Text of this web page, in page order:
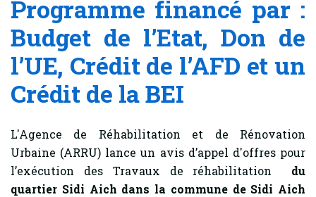
Programme financé par :
Budget de l’Etat, Don de
l’UE, Crédit de l’AFD et un
Crédit de la BEI
L'Agence de Réhabilitation et de Rénovation
Urbaine (ARRU) lance un avis d’appel d'offres pour
l’exécution des Travaux de réhabilitation du
quartier Sidi Aich dans la commune de Sidi Aich